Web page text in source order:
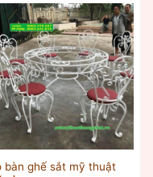
bàn ghế sắt mỹ thuật